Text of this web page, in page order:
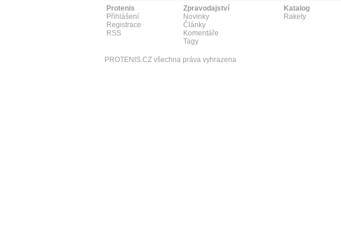
Protenis
Přihlášení
Registrace
RSS
Zpravodajství
Novinky
Články
Komentáře
Tagy
Katalog
Rakety
PROTENIS.CZ všechna práva vyhrazena